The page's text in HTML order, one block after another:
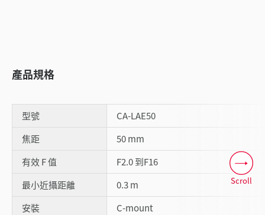
產品規格
型號
CA-LAE50
焦距
50 mm
有效 F 值
F2.0 到F16
最小近攝距離
0.3 m
安裝
C-mount
Scroll